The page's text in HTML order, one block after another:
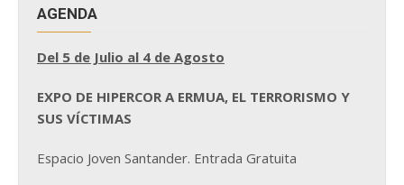
AGENDA
Del 5 de Julio al 4 de Agosto
EXPO DE HIPERCOR A ERMUA, EL TERRORISMO Y
SUS VÍCTIMAS
Espacio Joven Santander. Entrada Gratuita